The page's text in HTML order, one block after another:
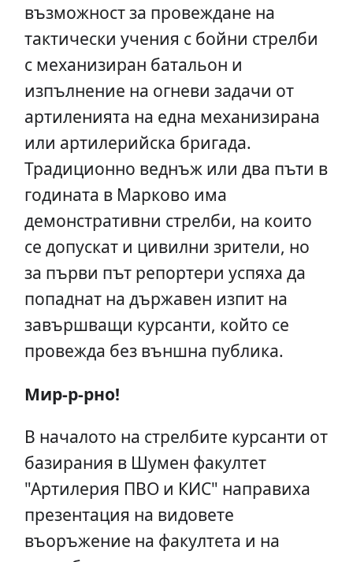
възможност за провеждане на
тактически учения с бойни стрелби
с механизиран батальон и
изпълнение на огневи задачи от
артиленията на една механизирана
или артилерийска бригада.
Традиционно веднъж или два пъти в
годината в Марково има
демонстративни стрелби, на които
се допускат и цивилни зрители, но
за първи път репортери успяха да
попаднат на държавен изпит на
завършващи курсанти, който се
провежда без външна публика.
Мир-р-рно!
В началото на стрелбите курсанти от
базирания в Шумен факултет
"Артилерия ПВО и КИС" направиха
презентация на видовете
въоръжение на факултета и на